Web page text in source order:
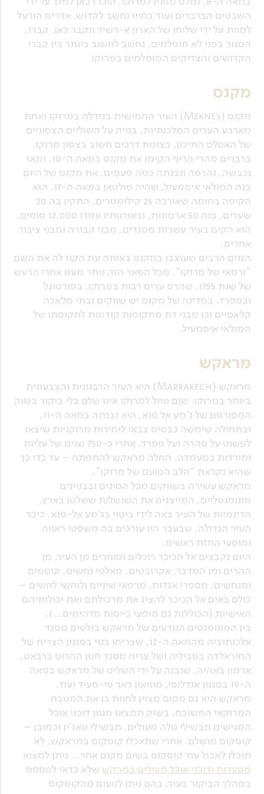
השבטים הברברים ועוד בחייו נחשב לקדוש. אדריס הורעל
למוות על ידי שליחו של הארון א-רשיד ונקבר כאן. קברו,
הסגור בפני לא מוסלמים, נחשב לחשוב ביותר בין קברי
הקדושים והצדיקים המוסלמים במרוקו.
מקנס
מקנס (Meknes) העיר החמישית בגודלה במרוקו ואחת
מארבע הערים המלכותיות, בנויה על השוליים הצפוניים
של האטלס התיכון, בצומת דרכים חשוב בצפון מרוקו.
ברברים מהרי הריף הקימו את מקנס במאה ה-10, ומאז
נכבשה, נהרסה ונבנתה כמה פעמים. את מקנס של היום
בנה המולאי איסמעיל, שהיה סולטאן במאה ה-17. הוא
הקיפה בחומה שאורכה 25 קילומטרים, התקין בה 20
שערים, בנה 50 ארמונות, ובאורוותיו עמדו 12,000 סוסים.
הוא הקים בעיר עשרות מסגדים, מבני קבורה ומבני ציבור
אחרים.
הגנים הרבים שעוצבו במקנס באותה עת הקנו לה את השם
"ורסאי של מרוקו". מכל הפאר הזה נותר מעט אחרי הרעש
של שנת 1755, שהרס ערים רבות במרוקו, בפורטוגל
ובספרד. במדינה של מקנס יש שווקים ובתי מלאכה
קלאסיים וכן מבני דת מתקופות קודמות לתקופתו של
המולאי איסמעיל.
מראקש
מראקש (Marrakech) היא העיר הרבגונית והצבעונית
ביותר במרוקו. שום טיול למרוקו אינו שלם בלי ביקור בשוק
המפורסם של ג'מע אל פנא. היא נבנתה במאה ה-11,
ובתחילה שימשה כבסיס צבאי ליחידות מרוקניות שיצאו
לפשוט על סהרה ועל ספרד. אחרי כ-750 שנים של עליות
ומורדות במעמדה, החלה מראקש להתפתח – עד כדי כך
שהיא נקראת "הלב הפועם של מרוקו".
מראקש עשירה בשווקים מכל הסוגים ובבניינים
מונומנטליים, המייצגים את השושלות ששלטו בארץ.
הדינמיות של העיר באה לידי ביטוי בג'מע אל-פנא, כיכר
העיר הגדולה, שבעבר היו עורכים בה משפטי ראווה
ומופעי התזת ראשים.
היום נקבצים אל הכיכר רוכלים וסוחרים מן העיר, מן
ההרים ומן המדבר, אקרובטים, מאלפי נחשים, קוסמים
ומנחשים, מספרי אגדות, מרפאי שיניים ולוחשי לחשים –
כולם באים אל הכיכר להציג את מרכולתם ואת יכולותיהם
האישיות (הכוללות גם מופעי כייסות מדהימים…).
בין המונומנטים הנודעים של מראקש בולטים מסגד
אלכותוביה מהמאה ה-12, שצריחו בנוי בסגנון הצריח של
החיראלדה בסביליה ושל צריח מסגד חסן ההרוס ברבאט,
ארמון באהיה, שנבנה על ידי השליט של מראקש במאה
ה-19 בסגנון אנדלוסי, מוזיאון דאר סי-סעיד ועוד.
מראקש היא גם מקום מצוין לחוות בו את המטבח
המרוקאי המשובח. בשוק תמצאו מגוון דוכני אוכל
המגישים תבשילי טלה מעולים, תבשילי טאג'ין וכמובן –
קוסקוס מושלם. אחרי שתאכלו קוסקוס במראקש, לא
תוכלו לאכול עוד קוסקוס בשום מקום אחר… ניתן למצוא
מסעדות ודוכני אוכל מעולים במרקש שלא כדאי לפספס
במהלך הביקור בעיר, בהם ניתן לטעום מהקוסקוס